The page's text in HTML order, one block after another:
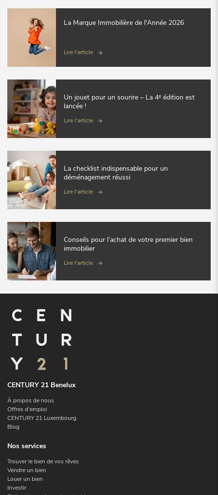
La Marque Immobilière de l'Année 2026
Lire l'article
Un jouet pour un sourire – La 4ᵉ édition est
lancée !
Lire l'article
La checklist indispensable pour un
déménagement réussi
Lire l'article
Conseils pour l’achat de votre premier bien
immobilier
Lire l'article
CENTURY 21 Benelux
À propos de nous
Offres d'emploi
CENTURY 21 Luxembourg
Blog
Nos services
Trouver le bien de vos rêves
Vendre un bien
Louer un bien
Investir